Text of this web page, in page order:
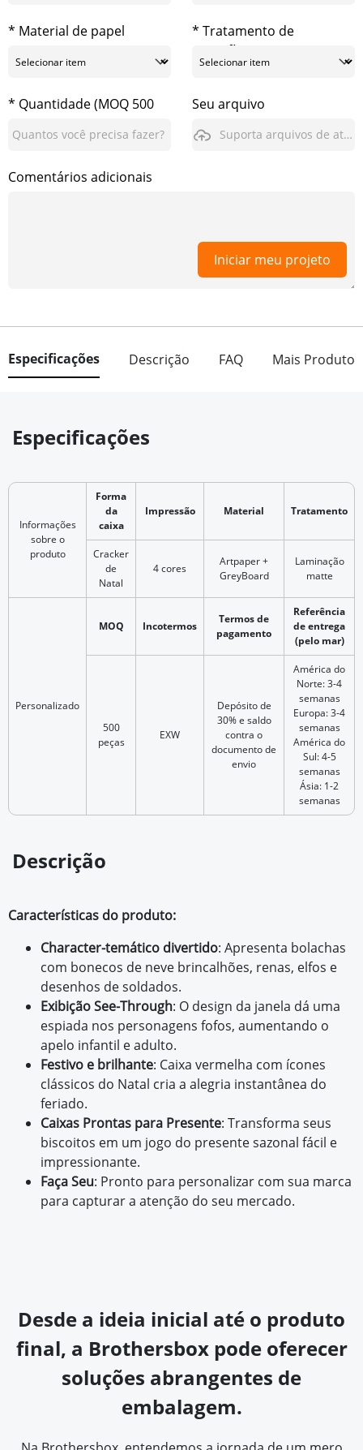
* Material de papel
* Tratamento de
superfície
* Quantidade (MOQ 500
Seu arquivo
Suporta arquivos de até 3GB
Comentários adicionais
Iniciar meu projeto
Especificações Descrição FAQ Mais Produto
Especificações
Informações
sobre o
produto
Forma
da
caixa
Impressão Material Tratamento
Cracker
de
Natal
4 cores
Artpaper +
GreyBoard
Laminação
matte
Personalizado
MOQ Incotermos
Termos de
pagamento
Referência
de entrega
(pelo mar)
500
peças
EXW
Depósito de
30% e saldo
contra o
documento de
envio
América do
Norte: 3-4
semanas
Europa: 3-4
semanas
América do
Sul: 4-5
semanas
Ásia: 1-2
semanas
Descrição
Características do produto:
Character-temático divertido: Apresenta bolachas
com bonecos de neve brincalhões, renas, elfos e
desenhos de soldados.
Exibição See-Through: O design da janela dá uma
espiada nos personagens fofos, aumentando o
apelo infantil e adulto.
Festivo e brilhante: Caixa vermelha com ícones
clássicos do Natal cria a alegria instantânea do
feriado.
Caixas Prontas para Presente: Transforma seus
biscoitos em um jogo do presente sazonal fácil e
impressionante.
Faça Seu: Pronto para personalizar com sua marca
para capturar a atenção do seu mercado.
Desde a ideia inicial até o produto
final, a Brothersbox pode oferecer
soluções abrangentes de
embalagem.